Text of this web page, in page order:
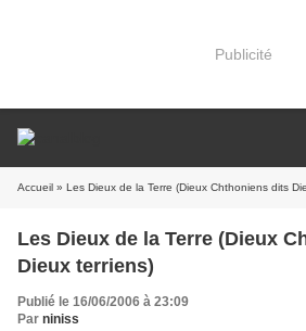
Publicité
Accueil » Les Dieux de la Terre (Dieux Chthoniens dits
Les Dieux de la Terre (Dieux
Dieux terriens)
Publié le 16/06/2006 à 23:09
Par niniss